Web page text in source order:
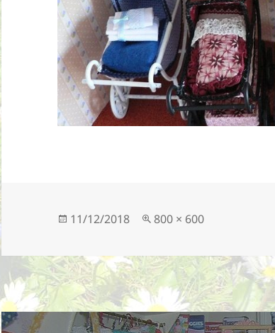
Geplaatst
11/12/2018
Volledige
800 × 600
Bericht